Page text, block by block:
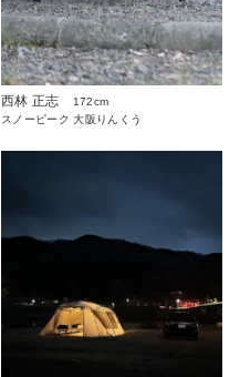
西林 正志
172cm
スノーピーク 大阪りんくう